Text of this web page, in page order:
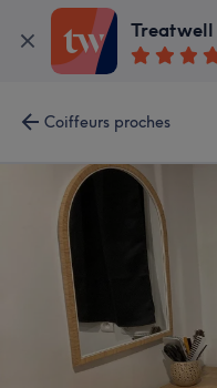
Treatwell
Coiffeurs proches